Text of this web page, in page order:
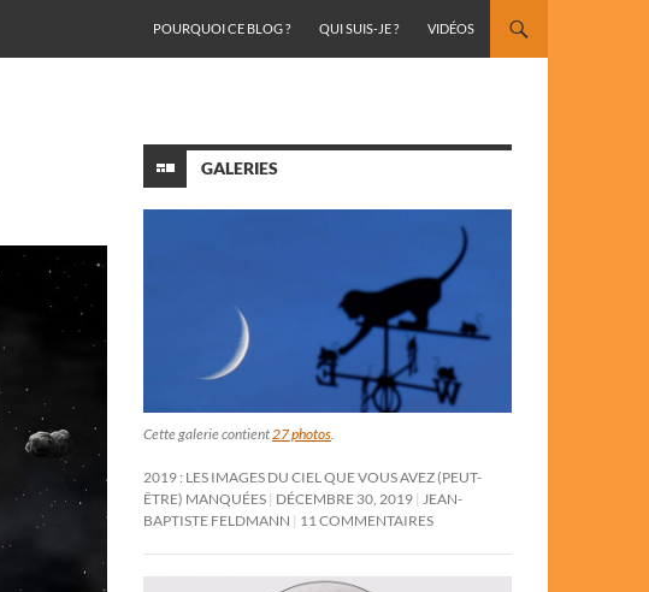
POURQUOI CE BLOG ?
QUI SUIS-JE ? VIDÉOS
GALERIES
Cette galerie contient27 photos.
2019 : LES IMAGES DU CIEL QUE VOUS AVEZ (PEUT-
ÊTRE) MANQUÉES DÉCEMBRE 30, 2019 JEAN-
BAPTISTE FELDMANN
11 COMMENTAIRES